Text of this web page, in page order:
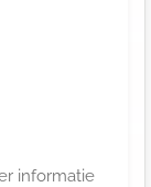
informatie